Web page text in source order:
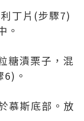
丁片(步驟7)
。
糖漬栗子，混
。
慕斯底部。放